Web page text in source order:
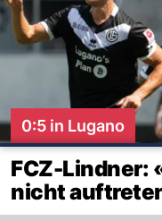
0:5 in Lugano
FCZ-Lindner:
nicht